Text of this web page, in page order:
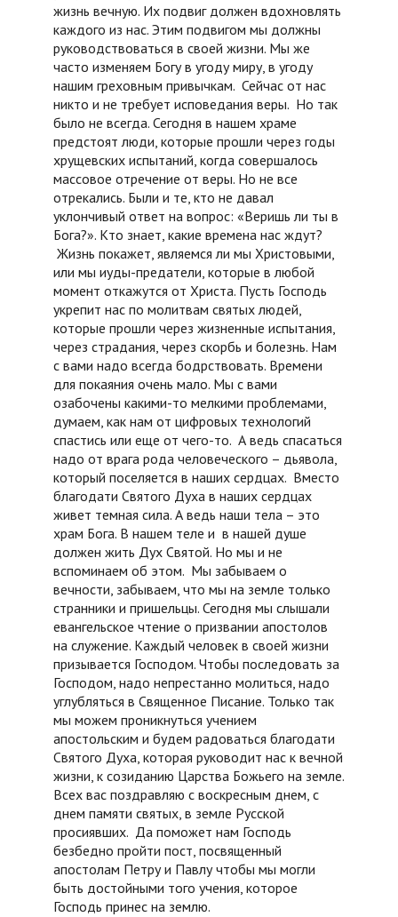
жизнь вечную. Их подвиг должен вдохновлять
каждого из нас. Этим подвигом мы должны
руководствоваться в своей жизни. Мы же
часто изменяем Богу в угоду миру, в угоду
нашим греховным привычкам. Сейчас от нас
никто и не требует исповедания веры. Но так
было не всегда. Сегодня в нашем храме
предстоят люди, которые прошли через годы
хрущевских испытаний, когда совершалось
массовое отречение от веры. Но не все
отрекались. Были и те, кто не давал
уклончивый ответ на вопрос: «Веришь ли ты в
Бога?». Кто знает, какие времена нас ждут?
Жизнь покажет, являемся ли мы Христовыми,
или мы иуды-предатели, которые в любой
момент откажутся от Христа. Пусть Господь
укрепит нас по молитвам святых людей,
которые прошли через жизненные испытания,
через страдания, через скорбь и болезнь. Нам
с вами надо всегда бодрствовать. Времени
для покаяния очень мало. Мы с вами
озабочены какими-то мелкими проблемами,
думаем, как нам от цифровых технологий
спастись или еще от чего-то. А ведь спасаться
надо от врага рода человеческого – дьявола,
который поселяется в наших сердцах. Вместо
благодати Святого Духа в наших сердцах
живет темная сила. А ведь наши тела – это
храм Бога. В нашем теле и в нашей душе
должен жить Дух Святой. Но мы и не
вспоминаем об этом. Мы забываем о
вечности, забываем, что мы на земле только
странники и пришельцы. Сегодня мы слышали
евангельское чтение о призвании апостолов
на служение. Каждый человек в своей жизни
призывается Господом. Чтобы последовать за
Господом, надо непрестанно молиться, надо
углубляться в Священное Писание. Только так
мы можем проникнуться учением
апостольским и будем радоваться благодати
Святого Духа, которая руководит нас к вечной
жизни, к созиданию Царства Божьего на земле.
Всех вас поздравляю с воскресным днем, с
днем памяти святых, в земле Русской
просиявших. Да поможет нам Господь
безбедно пройти пост, посвященный
апостолам Петру и Павлу чтобы мы могли
быть достойными того учения, которое
Господь принес на землю.